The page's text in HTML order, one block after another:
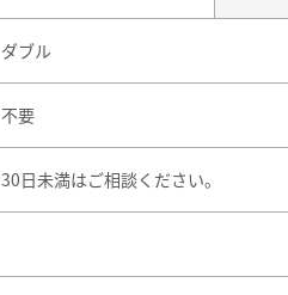
ダブル
不要
30日未満はご相談ください。